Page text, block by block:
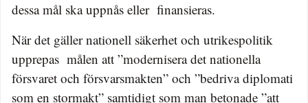
dessa mål ska uppnås eller finansieras.
När det gäller nationell säkerhet och utrikespolitik
upprepas målen att ”modernisera det nationella
försvaret och försvarsmakten” och ”bedriva diplomati
som en stormakt” samtidigt som man betonade ”att